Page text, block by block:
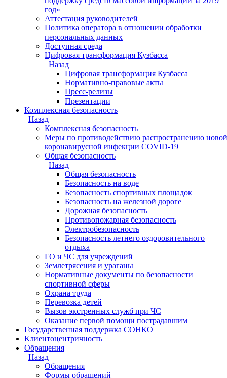
год»
Аттестация руководителей
Политика оператора в отношении обработки
персональных данных
Доступная среда
Цифровая трансформация Кузбасса
Назад
Цифровая трансформация Кузбасса
Нормативно-правовые акты
Пресс-релизы
Презентации
Комплексная безопасность
Назад
Комплексная безопасность
Меры по противодействию распространению новой
коронавирусной инфекции COVID-19
Общая безопасность
Назад
Общая безопасность
Безопасность на воде
Безопасность спортивных площадок
Безопасность на железной дороге
Дорожная безопасность
Противопожарная безопасность
Электробезопасность
Безопасность летнего оздоровительного
отдыха
ГО и ЧС для учреждений
Землетрясения и ураганы
Нормативные документы по безопасности
спортивной сферы
Охрана труда
Перевозка детей
Вызов экстренных служб при ЧС
Оказание первой помощи пострадавшим
Государственная поддержка СОНКО
Клиентоцентричность
Обращения
Назад
Обращения
Формы обращений